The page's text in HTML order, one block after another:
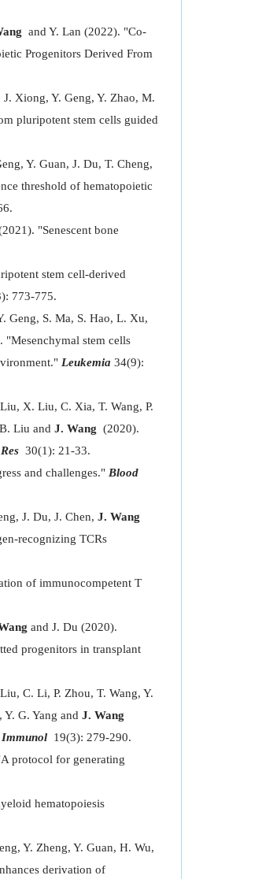
and Y. Lan (2022). "Co-
Progenitors Derived From
Xiong, Y. Geng, Y. Zhao, M.
pluripotent stem cells guided
Y. Guan, J. Du, T. Cheng,
threshold of hematopoietic
"Senescent bone
stem cell-derived
773-775.
Geng, S. Ma, S. Hao, L. Xu,
"Mesenchymal stem cells
Leukemia 34(9):
X. Liu, C. Xia, T. Wang, P.
Liu and J. Wang (2020).
30(1): 21-33.
and challenges." Blood
J. Du, J. Chen, J. Wang
recognizing TCRs
of immunocompetent T
and J. Du (2020).
progenitors in transplant
C. Li, P. Zhou, T. Wang, Y.
G. Yang and J. Wang
Immunol19(3): 279-290.
protocol for generating
hematopoiesis
Y. Zheng, Y. Guan, H. Wu,
derivation of